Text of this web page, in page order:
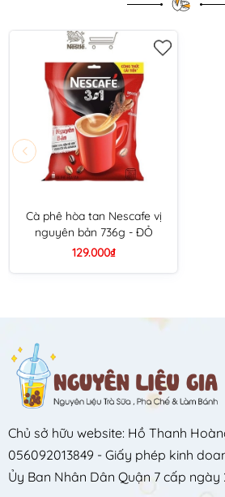
Cà phê hòa tan Nescafe vị
nguyên bản 736g - ĐỎ
129.000₫
Chủ sở hữu website: Hồ Thanh
056092013849 - Giấy phép kinh
Ủy Ban Nhân Dân Quận 7 cấp